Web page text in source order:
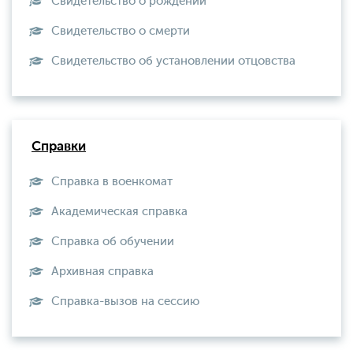
Свидетельство о смерти
Свидетельство об установлении отцовства
Справки
Справка в военкомат
Академическая справка
Справка об обучении
Архивная справка
Справка-вызов на сессию